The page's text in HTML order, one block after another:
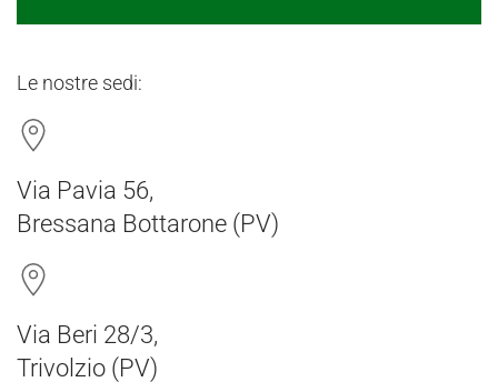
Le nostre sedi:
Via Pavia 56,
Bressana Bottarone (PV)
Via Beri 28/3,
Trivolzio (PV)